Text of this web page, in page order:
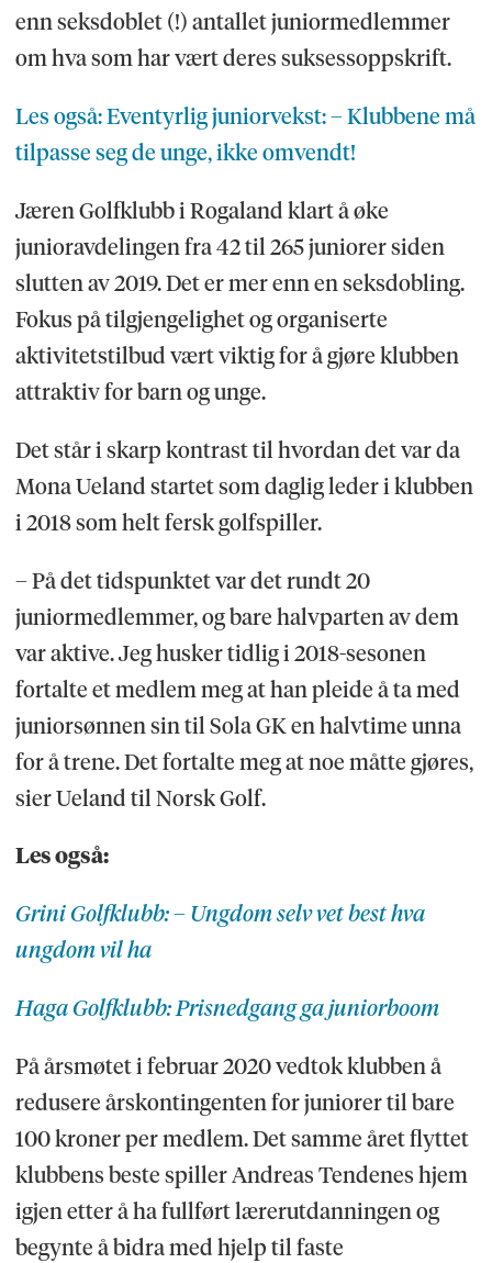
enn seksdoblet (!) antallet juniormedlemmer
om hva som har vært deres suksessoppskrift.
Les også: Eventyrlig juniorvekst: – Klubbene må
tilpasse seg de unge, ikke omvendt!
Jæren Golfklubb i Rogaland klart å øke
junioravdelingen fra 42 til 265 juniorer siden
slutten av 2019. Det er mer enn en seksdobling.
Fokus på tilgjengelighet og organiserte
aktivitetstilbud vært viktig for å gjøre klubben
attraktiv for barn og unge.
Det står i skarp kontrast til hvordan det var da
Mona Ueland startet som daglig leder i klubben
i 2018 som helt fersk golfspiller.
– På det tidspunktet var det rundt 20
juniormedlemmer, og bare halvparten av dem
var aktive. Jeg husker tidlig i 2018-sesonen
fortalte et medlem meg at han pleide å ta med
juniorsønnen sin til Sola GK en halvtime unna
for å trene. Det fortalte meg at noe måtte gjøres,
sier Ueland til Norsk Golf.
Les også:
Grini Golfklubb: – Ungdom selv vet best hva
ungdom vil ha
Haga Golfklubb: Prisnedgang ga juniorboom
På årsmøtet i februar 2020 vedtok klubben å
redusere årskontingenten for juniorer til bare
100 kroner per medlem. Det samme året flyttet
klubbens beste spiller Andreas Tendenes hjem
igjen etter å ha fullført lærerutdanningen og
begynte å bidra med hjelp til faste